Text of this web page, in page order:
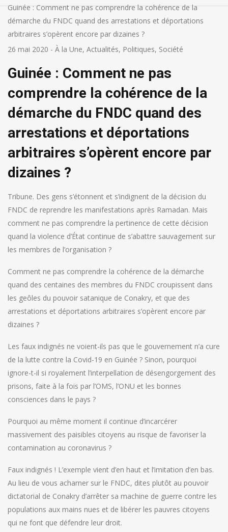
Guinée : Comment ne pas comprendre la cohérence de la
démarche du FNDC quand des arrestations et déportations
arbitraires s’opèrent encore par dizaines ?
26 mai 2020 - À la Une, Actualités, Politiques, Société
Guinée : Comment ne pas
comprendre la cohérence de la
démarche du FNDC quand des
arrestations et déportations
arbitraires s’opèrent encore par
dizaines ?
Tribune. Des gens s’étonnent et s’indignent de la décision du
FNDC de reprendre les manifestations après Ramadan. Mais
comment ne pas comprendre la pertinence de cette décision
quand la violence d’État continue de s’abattre sauvagement sur
les membres de l’organisation ?
Comment ne pas comprendre la cohérence de la démarche
quand des centaines des membres du FNDC croupissent dans
les geôles du pouvoir satanique de Conakry, et que des
arrestations et déportations arbitraires s’opèrent encore par
dizaines ?
Les faux indignés ne voient-ils pas que le gouvernement n’a cure
de la lutte contre la Covid-19 en Guinée ? Sinon, pourquoi
ignore-t-il si royalement l’interpellation de désengorgement des
prisons, faite à la fois par l’OMS, l’ONU et les bonnes
consciences dans le pays ?
Pourquoi au même moment il continue d’incarcérer
massivement des paisibles citoyens au risque de favoriser la
contamination au coronavirus ?
Faux indignés ! L’exemple vient d’en haut et l’imitation d’en bas.
Au lieu de vous acharner sur le FNDC, dites plutôt au pouvoir
dictatorial de Conakry d’arrêter sa machine de guerre contre les
populations aux mains nues et de libérer les pauvres citoyens
qui ne font que défendre leur droit.